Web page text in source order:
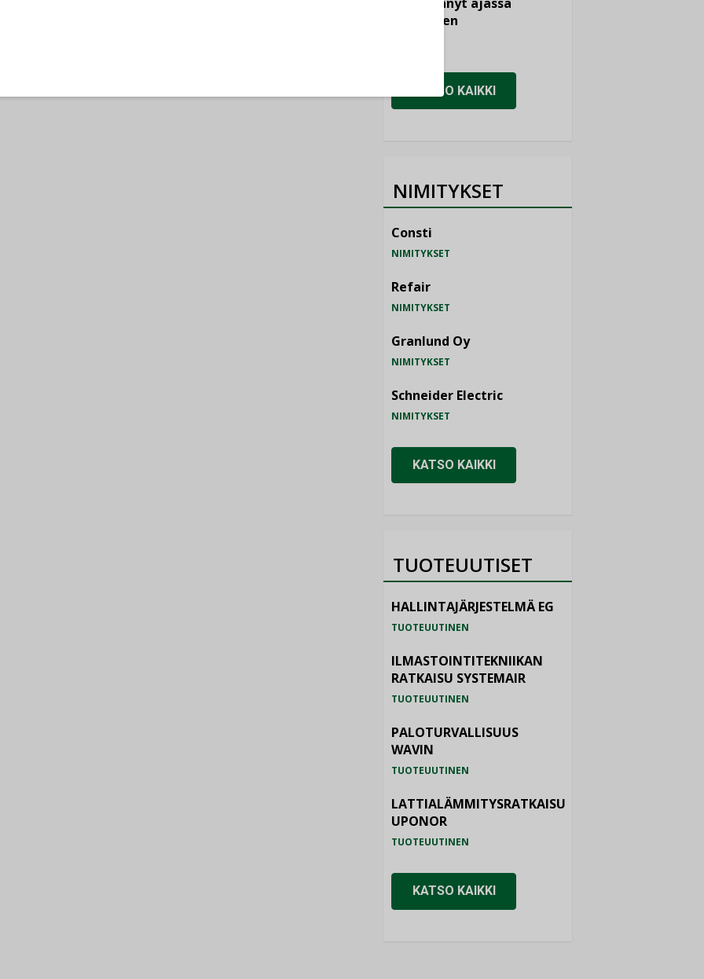
paikalleen
KATSO KAIKKI
NIMITYKSET
Consti
NIMITYKSET
Refair
NIMITYKSET
Granlund Oy
NIMITYKSET
Schneider Electric
NIMITYKSET
KATSO KAIKKI
TUOTEUUTISET
HALLINTAJÄRJESTELMÄ EG
TUOTEUUTINEN
ILMASTOINTITEKNIIKAN
RATKAISU SYSTEMAIR
TUOTEUUTINEN
PALOTURVALLISUUS
WAVIN
TUOTEUUTINEN
LATTIALÄMMITYSRATKAISU
UPONOR
TUOTEUUTINEN
KATSO KAIKKI